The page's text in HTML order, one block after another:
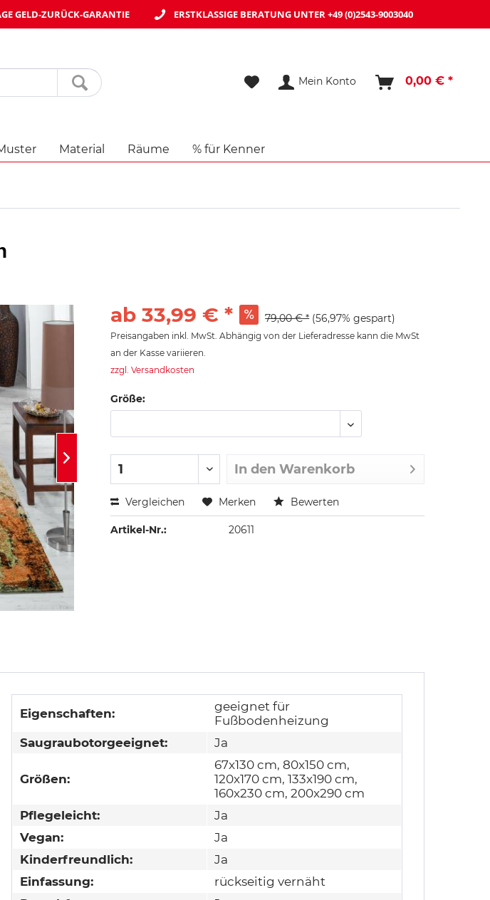
GELD-ZURÜCK-GARANTIE ERSTKLASSIGE BERATUNG UNTER+49 (0)2543-9003040
Mein Konto 0,00 € *
Material Räume % für Kenner
ab 33,99 € * 79,00 € * (56,97% gespart)
Preisangaben inkl. MwSt. Abhängig von der Lieferadresse kann die MwSt
an der Kasse variieren.
zzgl. Versandkosten
Größe:
In den Warenkorb
Vergleichen Merken Bewerten
Artikel-Nr.: 20611
Eigenschaften:
geeignet für
Fußbodenheizung
Saugraubotorgeeignet:
Ja
Größen:
67x130 cm, 80x150 cm,
120x170 cm, 133x190 cm,
160x230 cm, 200x290 cm
Pflegeleicht:
Ja
Vegan:
Ja
Kinderfreundlich:
Ja
Einfassung:
rückseitig vernäht